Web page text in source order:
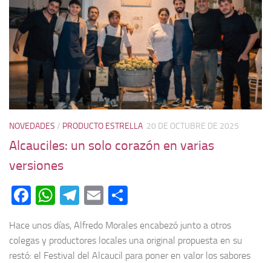
NOVEDADES / PRODUCTO ESTRELLA 20 DE OCTUBRE DE 2025
Alcauciles: un solo corazón en varias
versiones
Facebook
WhatsApp
Telegram
Email
Hace unos días, Alfredo Morales encabezó junto a otros
colegas y productores locales una original propuesta en su
restó: el Festival del Alcaucil para poner en valor los sabores